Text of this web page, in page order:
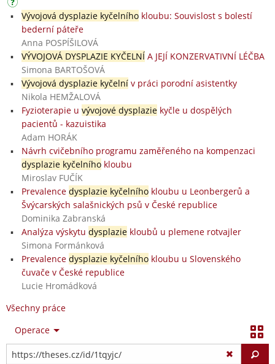
Vývojová dysplazie kyčelníhokloubu: Souvislost s bolestí
bederní páteře
Anna POSPÍŠILOVÁ
VÝVOJOVÁ DYSPLAZIE KYČELNÍA JEJÍ KONZERVATIVNÍ LÉČBA
Simona BARTOŠOVÁ
Vývojová dysplazie kyčelnív práci porodní asistentky
Nikola HEMŽALOVÁ
Fyzioterapie u vývojové dysplaziekyčle u dospělých
pacientů - kazuistika
Adam HORÁK
Návrh cvičebního programu zaměřeného na kompenzaci
dysplazie kyčelníhokloubu
Miroslav FUČÍK
Prevalence dysplazie kyčelníhokloubu u Leonbergerů a
Švýcarských salašnických psů v České republice
Dominika Zabranská
Analýza výskytu dysplaziekloubů u plemene rotvajler
Simona Formánková
Prevalence dysplazie kyčelníhokloubu u Slovenského
čuvače v České republice
Lucie Hromádková
Všechny práce
Operace